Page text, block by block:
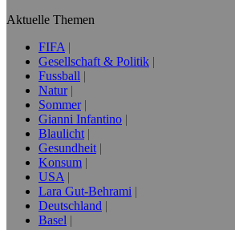
Aktuelle Themen
FIFA
Gesellschaft & Politik
Fussball
Natur
Sommer
Gianni Infantino
Blaulicht
Gesundheit
Konsum
USA
Lara Gut-Behrami
Deutschland
Basel